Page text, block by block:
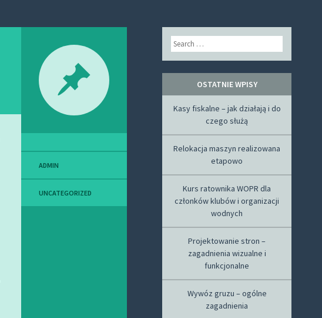
ADMIN
UNCATEGORIZED
Search
OSTATNIE WPISY
Kasy fiskalne – jak działają i do
czego służą
Relokacja maszyn realizowana
etapowo
Kurs ratownika WOPR dla
członków klubów i organizacji
wodnych
Projektowanie stron –
zagadnienia wizualne i
funkcjonalne
Wywóz gruzu – ogólne
zagadnienia